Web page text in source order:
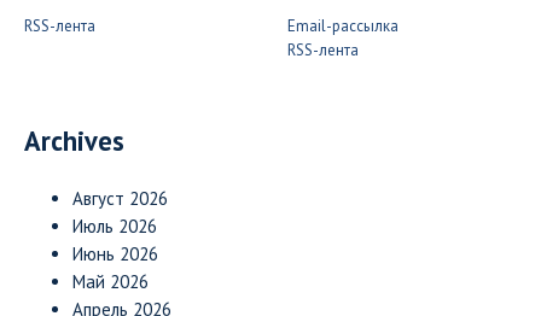
RSS-лента
Email-рассылка
RSS-лента
Archives
Август 2026
Июль 2026
Июнь 2026
Май 2026
Апрель 2026